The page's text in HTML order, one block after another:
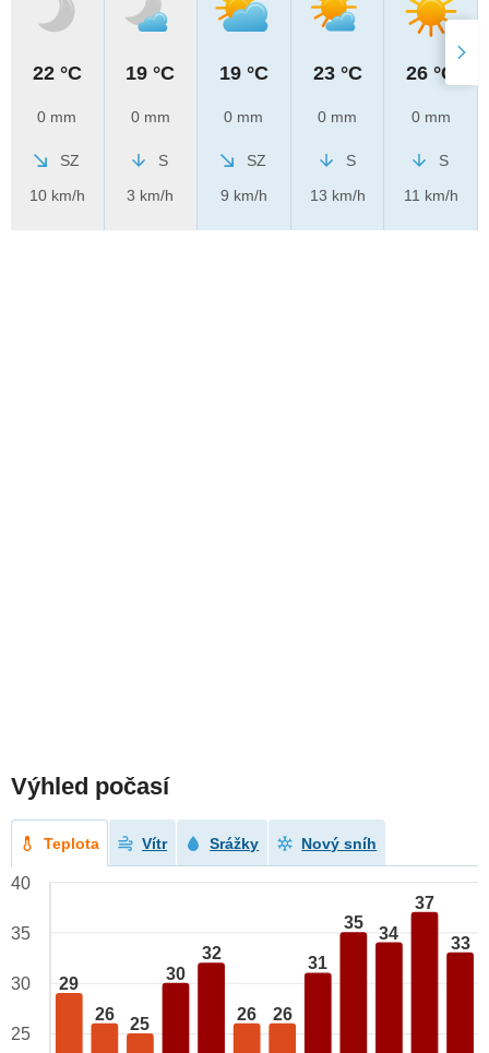
22 °C
0 mm
SZ
10 km/h
19 °C
0 mm
S
3 km/h
19 °C
0 mm
SZ
9 km/h
23 °C
0 mm
S
13 km/h
26 °C
0 mm
S
11 km/h
Výhled počasí
Teplota Vítr Srážky Nový sníh
29
26
25
30
32
26 26
31
35
34
37
33
40
35
30
25